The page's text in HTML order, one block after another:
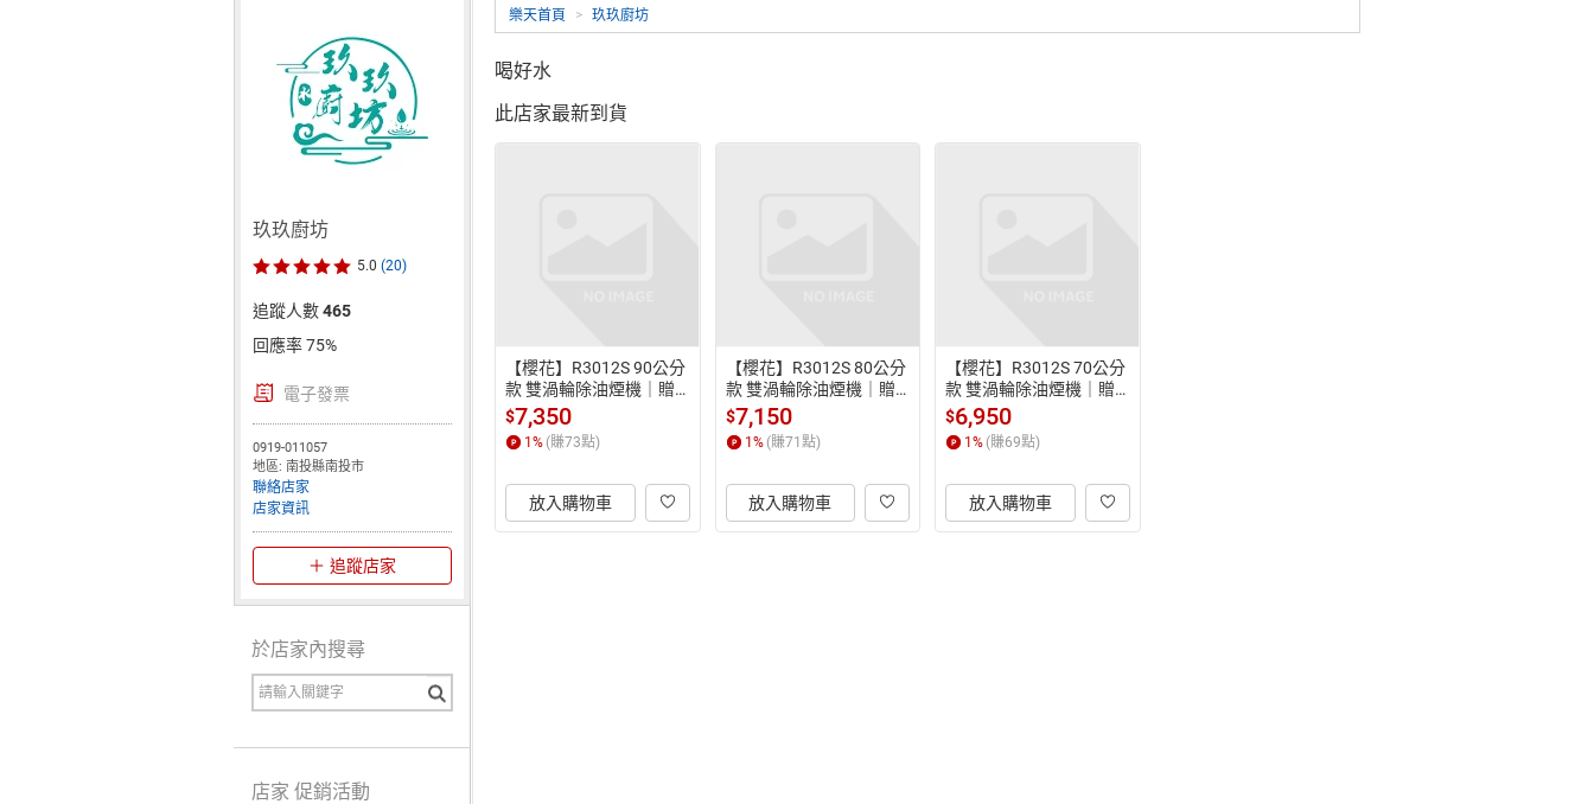
樂天首頁 > 玖玖廚坊
喝好水
此店家最新到貨
【櫻花】R3012S 90公分
款 雙渦輪除油煙機｜贈
安裝｜單層式｜16 m³/mi
n大風量｜過熱保護｜終
身送油網｜3012
$7,350
1% (賺73點)
放入購物車
【櫻花】R3012S 80公分
款 雙渦輪除油煙機｜贈
安裝｜單層式｜16 m³/mi
n大風量｜過熱保護｜終
身送油網｜3012
$7,150
1% (賺71點)
放入購物車
【櫻花】R3012S 70公分
款 雙渦輪除油煙機｜贈
安裝｜單層式｜16 m³/mi
n大風量｜過熱保護｜終
身送油網｜3012
$6,950
1% (賺69點)
放入購物車
玖玖廚坊
5.0 (20)
追蹤人數465
回應率 75%
電子發票
0919-011057
地區: 南投縣南投市
聯絡店家
店家資訊
追蹤店家
於店家內搜尋
店家 促銷活動